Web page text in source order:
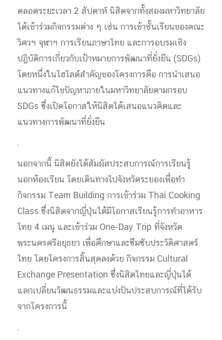
ตลอดระยะเวลา 2 สัปดาห์ นิสิตจากทั้งสองมหาวิทยาลัย
ได้เข้าร่วมกิจกรรมต่าง ๆ เช่น การเข้าชั้นเรียนของคณะ
วิศวฯ จุฬาฯ การเรียนภาษาไทย และการอบรมเชิง
ปฏิบัติการเกี่ยวกับเป้าหมายการพัฒนาที่ยั่งยืน (SDGs)
โดยหนึ่งในไฮไลต์สำคัญของโครงการคือ การนำเสนอ
แนวทางแก้ไขปัญหาภายในมหาวิทยาลัยตามกรอบ
SDGs ซึ่งเปิดโอกาสให้นิสิตได้เสนอแนวคิดและ
แนวทางการพัฒนาที่ยั่งยืน
.
นอกจากนี้ นิสิตยังได้สัมผัสประสบการณ์การเรียนรู้
นอกห้องเรียน โดยเดินทางไปจังหวัดระยองเพื่อทำ
กิจกรรม Team Building การเข้าร่วม Thai Cooking
Class ซึ่งนิสิตจากญี่ปุ่นได้มีโอกาสเรียนรู้การทำอาหาร
ไทย 4 เมนู และเข้าร่วม One-Day Trip ที่จังหวัด
พระนครศรีอยุธยา เพื่อศึกษาและซึมซับประวัติศาสตร์
ไทย โดยโครงการสิ้นสุดลงด้วย กิจกรรม Cultural
Exchange Presentation ซึ่งนิสิตไทยและญี่ปุ่นได้
แลกเปลี่ยนวัฒนธรรมและแบ่งปันประสบการณ์ที่ได้รับ
จากโครงการนี้
.